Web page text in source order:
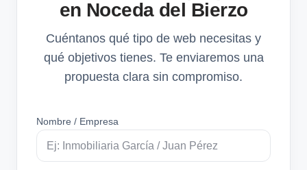
en Noceda del Bierzo
Cuéntanos qué tipo de web necesitas y
qué objetivos tienes. Te enviaremos una
propuesta clara sin compromiso.
Nombre / Empresa